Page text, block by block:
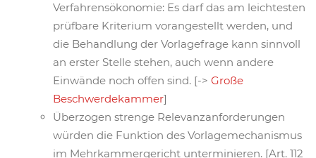
Verfahrensökonomie: Es darf das am leichtesten
prüfbare Kriterium vorangestellt werden, und
die Behandlung der Vorlagefrage kann sinnvoll
an erster Stelle stehen, auch wenn andere
Einwände noch offen sind. [-> Große
Beschwerdekammer]
Überzogen strenge Relevanzanforderungen
würden die Funktion des Vorlagemechanismus
im Mehrkammergericht unterminieren. [Art. 112